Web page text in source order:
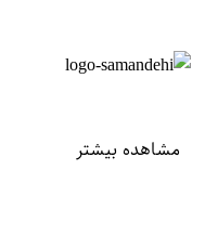
مشاهده بیشتر